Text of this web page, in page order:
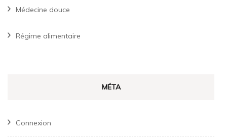
Médecine douce
Régime alimentaire
MÉTA
Connexion